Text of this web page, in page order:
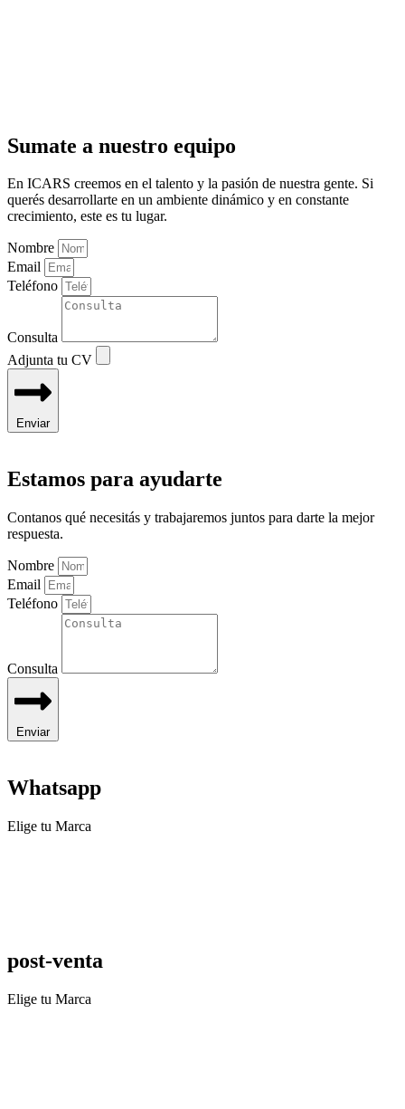
Sumate a nuestro equipo
En ICARS creemos en el talento y la pasión de nuestra gente. Si
querés desarrollarte en un ambiente dinámico y en constante
crecimiento, este es tu lugar.
Nombre
Email
Teléfono
Consulta
Adjunta tu CV
Enviar
Estamos para ayudarte
Contanos qué necesitás y trabajaremos juntos para darte la mejor
respuesta.
Nombre
Email
Teléfono
Consulta
Enviar
Whatsapp
Elige tu Marca
post-venta
Elige tu Marca